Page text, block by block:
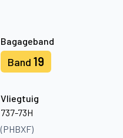
Bagageband
Band 19
Vliegtuig
737-73H
(PHBXF)